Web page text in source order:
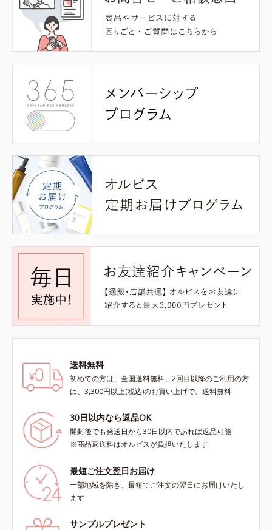
送料無料
初めての方は、全国送料無料、2回目以降のご利用の方
は、3,300円以上(税込)のお買い上げで、送料無料
30日以内なら返品OK
開封後でも発送日から30日以内であれば返品可能
※商品返送料はオルビスが負担いたします
最短ご注文翌日お届け
一部地域を除き、最短でご注文の翌日にお届けいたし
ます
サンプルプレゼント